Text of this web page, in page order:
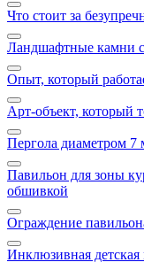
Что стоит за
Ландшафтные камни с
Опыт, который
Арт‑объект, который
Пергола диаметром 7
Павильон для зоны
обшивкой
Ограждение
Инклюзивная детская